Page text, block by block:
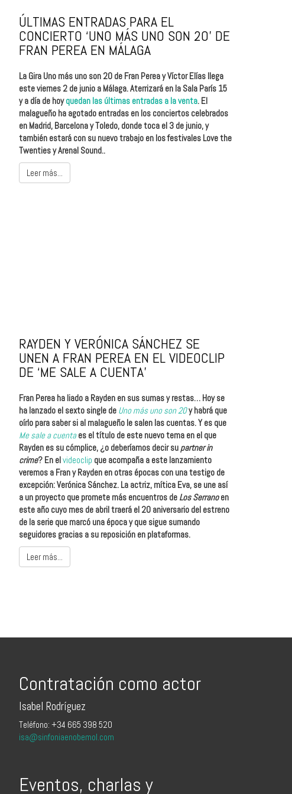
ÚLTIMAS ENTRADAS PARA EL
CONCIERTO ‘UNO MÁS UNO SON 20’ DE
FRAN PEREA EN MÁLAGA
La Gira Uno más uno son 20 de Fran Perea y Víctor Elías llega
este viernes 2 de junio a Málaga. Aterrizará en la Sala París 15
y a día de hoyquedan las últimas entradas a la venta. El
malagueño ha agotado entradas en los conciertos celebrados
en Madrid, Barcelona y Toledo, donde toca el 3 de junio, y
también estará con su nuevo trabajo en los festivales Love the
Twenties y Arenal Sound..
Leer más...
RAYDEN Y VERÓNICA SÁNCHEZ SE
UNEN A FRAN PEREA EN EL VIDEOCLIP
DE ‘ME SALE A CUENTA’
Fran Perea ha liado a Rayden en sus sumas y restas… Hoy se
ha lanzado el sexto single de Uno más uno son 20y habrá que
oírlo para saber si al malagueño le salen las cuentas. Y es que
Me sale a cuentaes el título de este nuevo tema en el que
Rayden es su cómplice, ¿o deberíamos decir su partner in
crime? En elvideoclip que acompaña a este lanzamiento
veremos a Fran y Rayden en otras épocas con una testigo de
excepción: Verónica Sánchez. La actriz, mítica Eva, se une así
a un proyecto que promete más encuentros de Los Serranoen
este año cuyo mes de abril traerá el 20 aniversario del estreno
de la serie que marcó una época y que sigue sumando
seguidores gracias a su reposición en plataformas.
Leer más...
Contratación como actor
Isabel Rodríguez
Teléfono: +34 665 398 520
isa@sinfoniaenobemol.com
Eventos, charlas y